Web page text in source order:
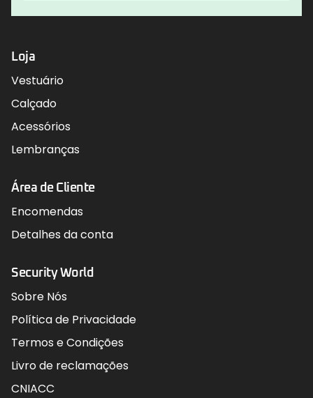
Loja
Vestuário
Calçado
Acessórios
Lembranças
Área de Cliente
Encomendas
Detalhes da conta
Security World
Sobre Nós
Política de Privacidade
Termos e Condições
Livro de reclamações
CNIACC